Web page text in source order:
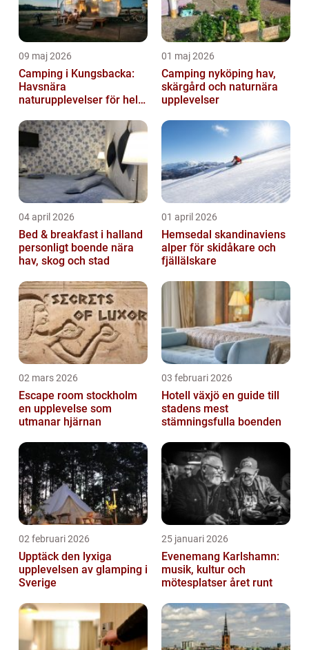
09 maj 2026
Camping i Kungsbacka:
Havsnära
naturupplevelser för hela
01 maj 2026
Camping nyköping hav,
skärgård och naturnära
upplevelser
04 april 2026
Bed & breakfast i halland
personligt boende nära
hav, skog och stad
01 april 2026
Hemsedal skandinaviens
alper för skidåkare och
fjällälskare
02 mars 2026
Escape room stockholm
en upplevelse som
utmanar hjärnan
03 februari 2026
Hotell växjö en guide till
stadens mest
stämningsfulla boenden
02 februari 2026
Upptäck den lyxiga
upplevelsen av glamping i
Sverige
25 januari 2026
Evenemang Karlshamn:
musik, kultur och
mötesplatser året runt